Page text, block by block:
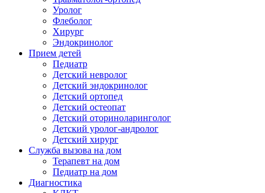
Уролог
Флеболог
Хирург
Эндокринолог
Прием детей
Педиатр
Детский невролог
Детский эндокринолог
Детский ортопед
Детский остеопат
Детский оториноларинголог
Детский уролог-андролог
Детский хирург
Служба вызова на дом
Терапевт на дом
Педиатр на дом
Диагностика